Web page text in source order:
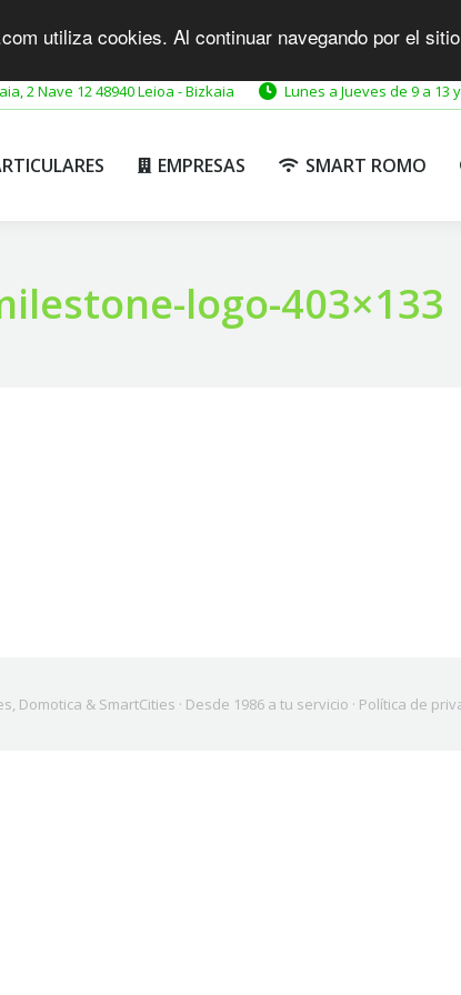
utiliza cookies. Al continuar navegando por el
2 Nave 12 48940 Leioa - Bizkaia Lunes a Jueves de 9 a 13
EMPRESAS SMART ROMO
logo-403×133
Domotica & SmartCities · Desde 1986 a tu servicio · Política de
EMPRESAS SMART ROMO